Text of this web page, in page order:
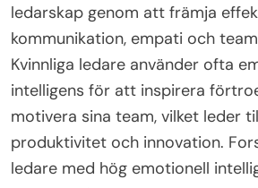
ledarskap genom att främja
kommunikation, empati och
Kvinnliga ledare använder ofta
intelligens för att inspirera
motivera sina team, vilket leder
produktivitet och innovation.
ledare med hög emotionell